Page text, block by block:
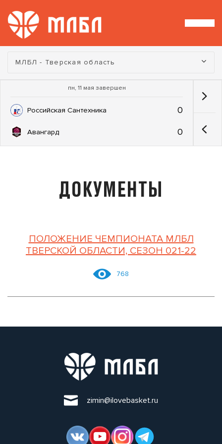
Турнир:
МЛБЛ - Тверская область
пн, 11 мая завершен
Российская Сантехника 0
Авангард 0
ДОКУМЕНТЫ
ПОЛОЖЕНИЕ ЧЕМПИОНАТА МЛБЛ
ТВЕРСКОЙ ОБЛАСТИ, СЕЗОН 021-22
768
zimin@ilovebasket.ru